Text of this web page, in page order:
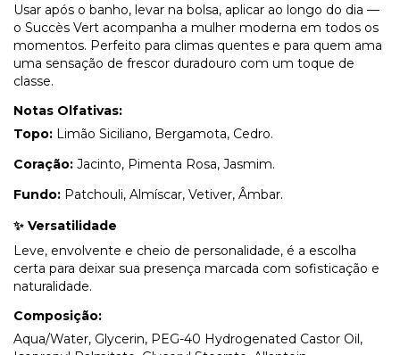
Usar após o banho, levar na bolsa, aplicar ao longo do dia —
o Succès Vert acompanha a mulher moderna em todos os
momentos. Perfeito para climas quentes e para quem ama
uma sensação de frescor duradouro com um toque de
classe.
Notas Olfativas:
Topo: Limão Siciliano, Bergamota, Cedro.
Coração: Jacinto, Pimenta Rosa, Jasmim.
Fundo: Patchouli, Almíscar, Vetiver, Âmbar.
✨ Versatilidade
Leve, envolvente e cheio de personalidade, é a escolha
certa para deixar sua presença marcada com sofisticação e
naturalidade.
Composição:
Aqua/Water, Glycerin, PEG-40 Hydrogenated Castor Oil,